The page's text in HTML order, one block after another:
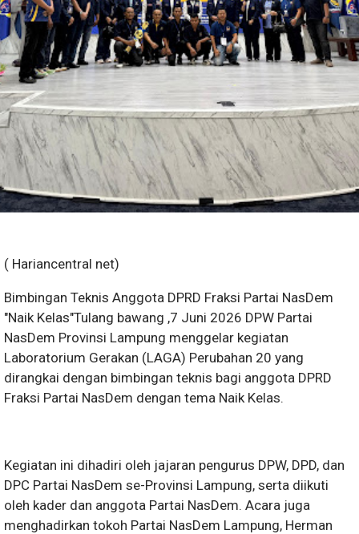
( Hariancentral net)
Bimbingan Teknis Anggota DPRD Fraksi Partai NasDem
"Naik Kelas"Tulang bawang ,7 Juni 2026 DPW Partai
NasDem Provinsi Lampung menggelar kegiatan
Laboratorium Gerakan (LAGA) Perubahan 20 yang
dirangkai dengan bimbingan teknis bagi anggota DPRD
Fraksi Partai NasDem dengan tema Naik Kelas.
Kegiatan ini dihadiri oleh jajaran pengurus DPW, DPD, dan
DPC Partai NasDem se-Provinsi Lampung, serta diikuti
oleh kader dan anggota Partai NasDem. Acara juga
menghadirkan tokoh Partai NasDem Lampung, Herman